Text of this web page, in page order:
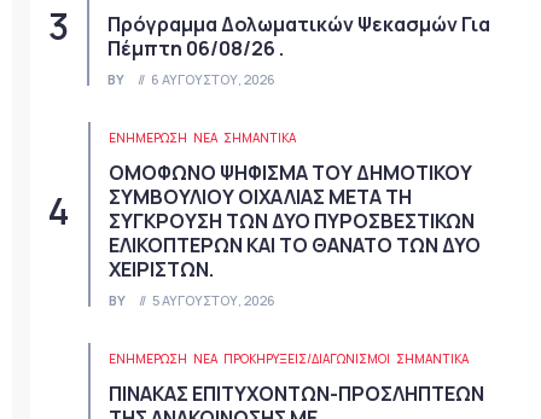
Πρόγραμμα Δολωματικών Ψεκασμών Για
Πέμπτη 06/08/26 .
BY 6 ΑΥΓΟΎΣΤΟΥ, 2026
ΕΝΗΜΕΡΩΣΗ ΝΈΑ ΣΗΜΑΝΤΙΚΆ
ΟΜΟΦΩΝΟ ΨΗΦΙΣΜΑ ΤΟΥ ΔΗΜΟΤΙΚΟΥ
ΣΥΜΒΟΥΛΙΟΥ ΟΙΧΑΛΙΑΣ ΜΕΤΑ ΤΗ
ΣΥΓΚΡΟΥΣΗ ΤΩΝ ΔΥΟ ΠΥΡΟΣΒΕΣΤΙΚΩΝ
ΕΛΙΚΟΠΤΕΡΩΝ ΚΑΙ ΤΟ ΘΑΝΑΤΟ ΤΩΝ ΔΥΟ
ΧΕΙΡΙΣΤΩΝ.
BY 5 ΑΥΓΟΎΣΤΟΥ, 2026
ΕΝΗΜΕΡΩΣΗ ΝΈΑ ΠΡΟΚΗΡΎΞΕΙΣ/ΔΙΑΓΩΝΙΣΜΟΊ ΣΗΜΑΝΤΙΚΆ
ΠΙΝΑΚΑΣ ΕΠΙΤΥΧΟΝΤΩΝ-ΠΡΟΣΛΗΠΤΕΩΝ